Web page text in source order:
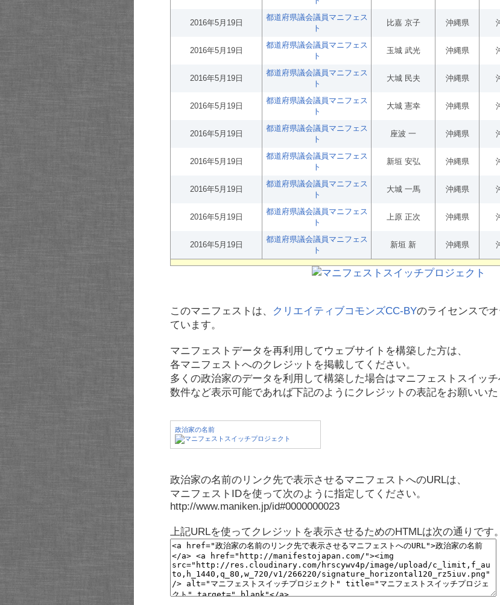
2016年5月19日
都道府県議会議員マニフェス
ト
比嘉 京子 沖縄県
2016年5月19日
都道府県議会議員マニフェス
ト
玉城 武光 沖縄県
2016年5月19日
都道府県議会議員マニフェス
ト
大城 民夫 沖縄県
2016年5月19日
都道府県議会議員マニフェス
ト
大城 憲幸 沖縄県
2016年5月19日
都道府県議会議員マニフェス
ト
座波 一 沖縄県
2016年5月19日
都道府県議会議員マニフェス
ト
新垣 安弘 沖縄県
2016年5月19日
都道府県議会議員マニフェス
ト
大城 一馬 沖縄県
2016年5月19日
都道府県議会議員マニフェス
ト
上原 正次 沖縄県
2016年5月19日
都道府県議会議員マニフェス
ト
新垣 新 沖縄県
このマニフェストは、 クリエイティブコモンズCC-BYのライセンスで
ています。
マニフェストデータを再利用してウェブサイトを構築した方は、
各マニフェストへのクレジットを掲載してください。
多くの政治家のデータを利用して構築した場合はマニフェストスイッチ
数件など表示可能であれば下記のようにクレジットの表記をお願いいた
政治家の名前
政治家の名前のリンク先で表示させるマニフェストへのURLは、
マニフェストIDを使って次のように指定してください。
http://www.maniken.jp/id#0000000023
上記URLを使ってクレジットを表示させるためのHTMLは次の通りです。